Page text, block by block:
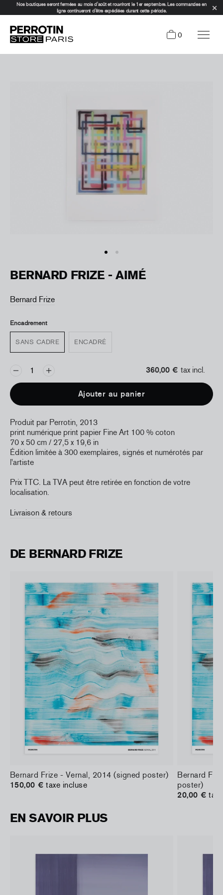
Nos boutiques seront fermées au mois d'août et rouvriront le 1er septembre. Les commandes en
ligne continueront d'être expédiées durant cette période.
0
BERNARD FRIZE - AIMÉ
Bernard Frize
Encadrement
SANS CADRE ENCADRÉ
360,00 € tax incl.
Ajouter au panier
Produit par Perrotin, 2013
print numérique print papier Fine Art 100 % coton
70 x 50 cm / 27,5 x 19,6 in
Édition limitée à 300 exemplaires, signés et numérotés par
l'artiste
Prix TTC. La TVA peut être retirée en fonction de votre
localisation.
Livraison & retours
DE BERNARD FRIZE
Bernard Frize - Vernal, 2014 (signed poster)
150,00 € taxe incluse
Bernard
poster)
20,00 €
EN SAVOIR PLUS